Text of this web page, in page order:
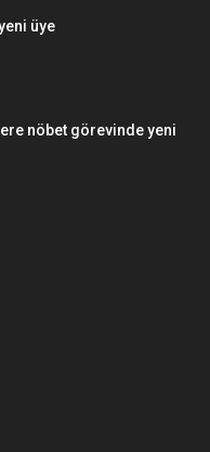
üye
nöbet görevinde yeni